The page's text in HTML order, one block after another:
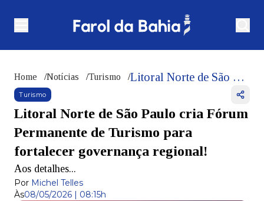
Home /Notícias /Turismo / Litoral Norte de São Paulo cria Fórum Permanente de Turismo para fortalecer governança regional!
Turismo
Litoral Norte de São Paulo cria Fórum
Permanente de Turismo para
fortalecer governança regional!
Aos detalhes...
Por Michel Telles
Às08/05/2026 | 08:15h